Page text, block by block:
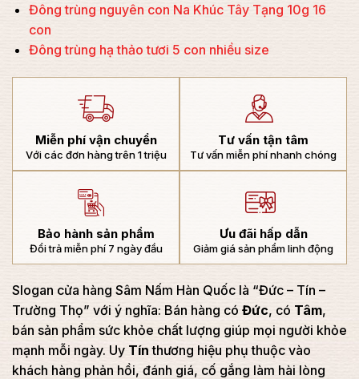
Đông trùng nguyên con Na Khúc Tây Tạng 10g 16
con
Đông trùng hạ thảo tươi 5 con nhiều size
Miễn phí vận chuyển
Với các đơn hàng trên 1 triệu
Tư vấn tận tâm
Tư vấn miễn phí nhanh chóng
Bảo hành sản phẩm
Đổi trả miễn phí 7 ngày đầu
Ưu đãi hấp dẫn
Giảm giá sản phẩm linh động
Slogan cửa hàng Sâm Nấm Hàn Quốc là “Đức – Tín –
Trường Thọ” với ý nghĩa: Bán hàng có Đức, có Tâm,
bán sản phẩm sức khỏe chất lượng giúp mọi người khỏe
mạnh mỗi ngày. Uy Tín thương hiệu phụ thuộc vào
khách hàng phản hồi, đánh giá, cố gắng làm hài lòng